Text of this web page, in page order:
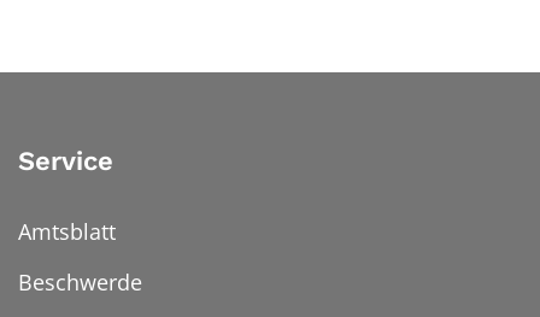
Service
Amtsblatt
Beschwerde